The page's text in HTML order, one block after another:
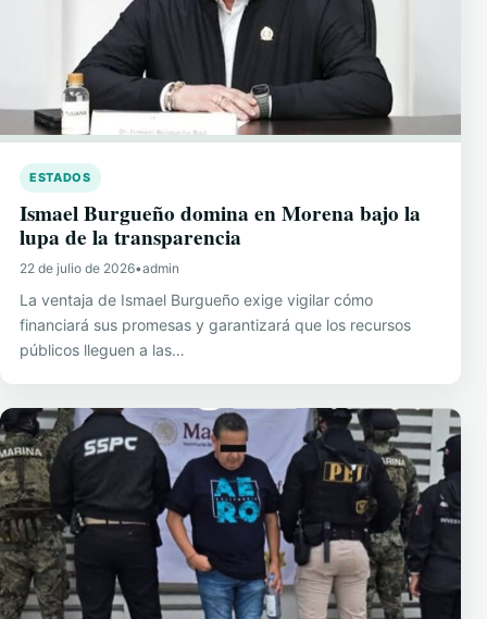
ESTADOS
Ismael Burgueño domina en Morena bajo la
lupa de la transparencia
22 de julio de 2026•admin
La ventaja de Ismael Burgueño exige vigilar cómo
financiará sus promesas y garantizará que los recursos
públicos lleguen a las…